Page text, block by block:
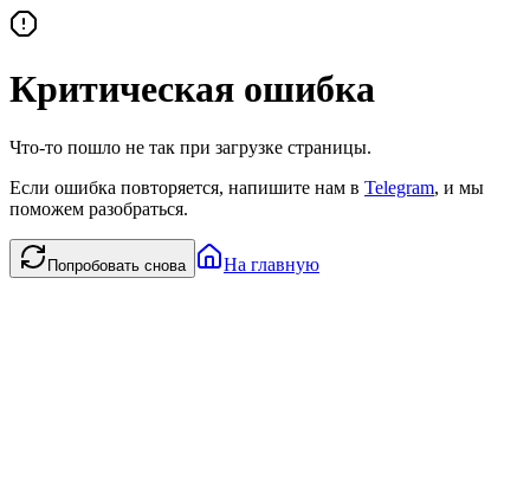
Критическая ошибка
Что-то пошло не так при загрузке страницы.
Если ошибка повторяется, напишите нам в Telegram, и мы
поможем разобраться.
Попробовать снова На главную